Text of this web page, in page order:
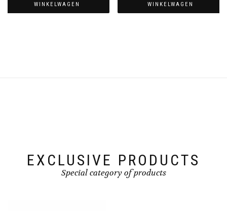
WINKELWAGEN
WINKELWAGEN
EXCLUSIVE PRODUCTS
Special category of products